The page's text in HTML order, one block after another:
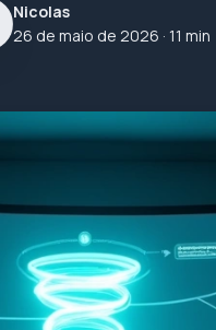
Nicolas
26 de maio de 2026 · 11 min